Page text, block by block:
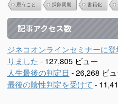
思うこと 採卵周期 書籍化
記事アクセス数
ジネコオンラインセミナーに
りました - 127,805 ビュー
人生最後の判定日 - 26,268 ビ
最後の陰性判定を受けて -